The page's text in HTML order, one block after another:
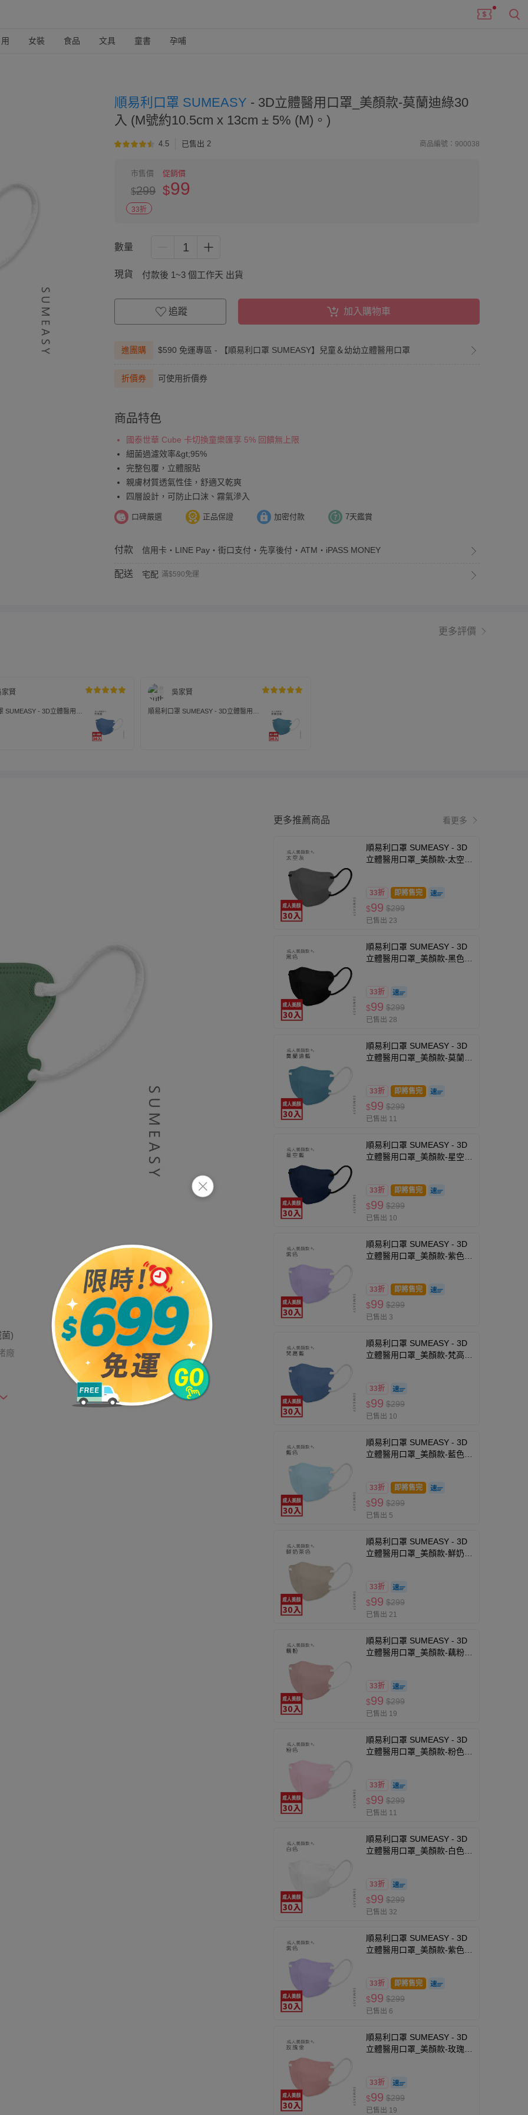
女裝 食品 文具 童書 孕哺
順易利口罩 SUMEASY - 3D立體醫用口罩_美顏款-莫蘭迪綠30
入 (M號約10.5cm x 13cm ± 5% (M)。)
4.5 已售出 2 商品編號：900038
市售價
$299
促銷價
$99
33折
數量 1
現貨 付款後 1~3 個工作天 出貨
追蹤 加入購物車
進團購 $590 免運專區 - 【順易利口罩 SUMEASY】兒童＆幼幼立體醫用口罩
折價券 可使用折價券
商品特色
國泰世華 Cube 卡切換童樂匯享 5% 回饋無上限
細菌過濾效率&gt;95%
完整包覆，立體服貼
親膚材質透氣性佳，舒適又乾爽
四層設計，可防止口沫、霧氣滲入
口碑嚴選 正品保證 加密付款 7天鑑賞
付款 信用卡・LINE Pay・街口支付・先享後付・ATM・iPASS MONEY
配送 宅配 滿$590免運
更多評價
家賢
SUMEASY - 3D立體醫用口
吳家賢
順易利口罩 SUMEASY - 3D立體醫用口
)
廠
更多推薦商品 看更多
順易利口罩 SUMEASY - 3D
立體醫用口罩_美顏款-太空灰
33折 即將售完
$99 $299
已售出 23
順易利口罩 SUMEASY - 3D
立體醫用口罩_美顏款-黑色
33折
$99 $299
已售出 28
順易利口罩 SUMEASY - 3D
立體醫用口罩_美顏款-莫蘭迪
33折 即將售完
$99 $299
已售出 11
順易利口罩 SUMEASY - 3D
立體醫用口罩_美顏款-星空藍
33折 即將售完
$99 $299
已售出 10
順易利口罩 SUMEASY - 3D
立體醫用口罩_美顏款-紫色
33折 即將售完
$99 $299
已售出 3
順易利口罩 SUMEASY - 3D
立體醫用口罩_美顏款-梵高藍
33折
$99 $299
已售出 10
順易利口罩 SUMEASY - 3D
立體醫用口罩_美顏款-藍色
33折 即將售完
$99 $299
已售出 5
順易利口罩 SUMEASY - 3D
立體醫用口罩_美顏款-鮮奶茶
33折
$99 $299
已售出 21
順易利口罩 SUMEASY - 3D
立體醫用口罩_美顏款-藕粉30
33折
$99 $299
已售出 19
順易利口罩 SUMEASY - 3D
立體醫用口罩_美顏款-粉色30
33折
$99 $299
已售出 11
順易利口罩 SUMEASY - 3D
立體醫用口罩_美顏款-白色30
33折
$99 $299
已售出 32
順易利口罩 SUMEASY - 3D
立體醫用口罩_美顏款-紫色30
33折 即將售完
$99 $299
已售出 6
順易利口罩 SUMEASY - 3D
立體醫用口罩_美顏款-玫瑰金
33折
$99 $299
已售出 19